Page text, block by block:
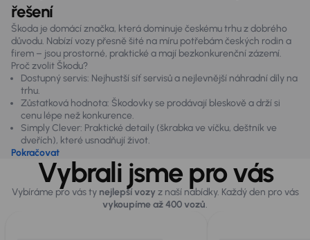
řešení
Škoda je domácí značka, která dominuje českému trhu z dobrého
důvodu. Nabízí vozy přesně šité na míru potřebám českých rodin a
firem – jsou prostorné, praktické a mají bezkonkurenční zázemí.
Proč zvolit Škodu?
Dostupný servis: Nejhustší síť servisů a nejlevnější náhradní díly na
trhu.
Zůstatková hodnota: Škodovky se prodávají bleskově a drží si
cenu lépe než konkurence.
Simply Clever: Praktické detaily (škrabka ve víčku, deštník ve
dveřích), které usnadňují život.
Pokračovat
Vybrali jsme pro vás
Vybíráme pro vás ty nejlepší vozy z naší nabídky. Každý den pro vás
vykoupíme až 400 vozů.